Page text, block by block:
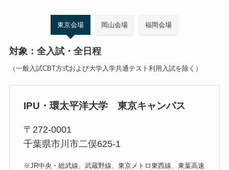
東京会場 岡山会場 福岡会場
対象：全入試・全日程
（一般入試CBT方式および大学入学共通テスト利用入試を除く）
IPU・環太平洋大学 東京キャンパス
〒272-0001
千葉県市川市二俣625-1
※JR中央・総武線、武蔵野線、東京メトロ東西線、東葉高速